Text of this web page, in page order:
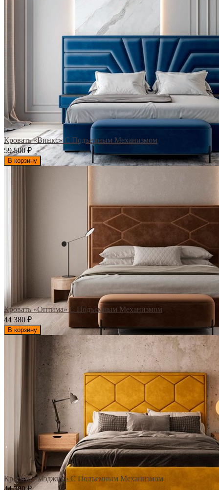
Кровать «Винкс» С Подъемным Механизмом
59 500₽
В корзину
Кровать «Оптима» С Подъемным Механизмом
44 380 ₽
В корзину
Кровать «Мэджик» С Подъемным Механизмом
₽